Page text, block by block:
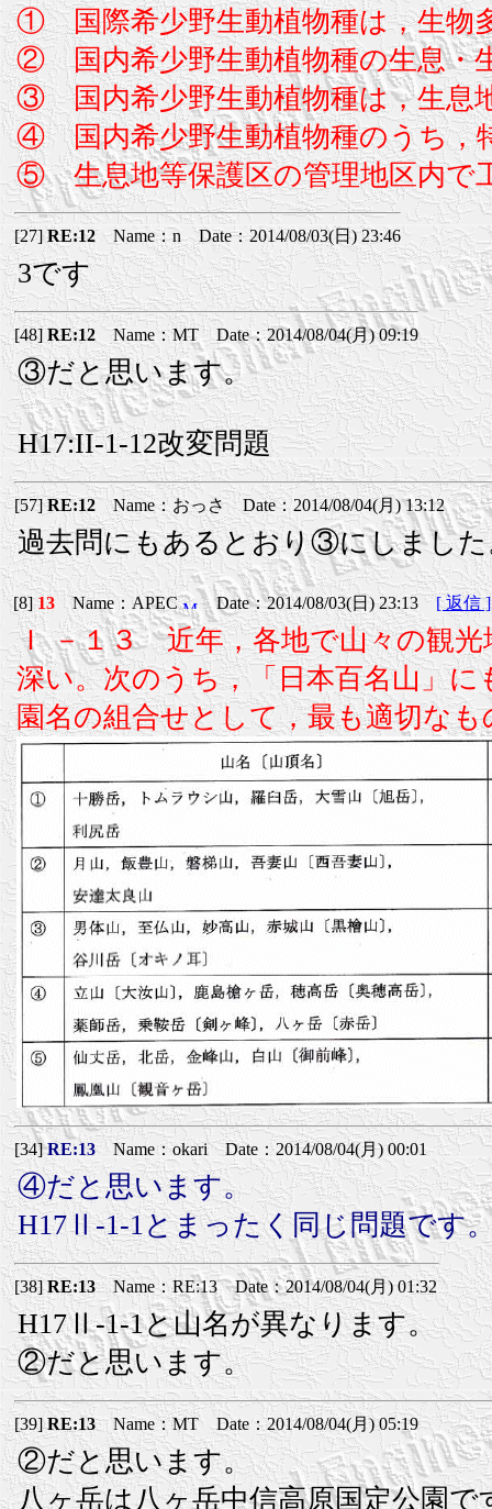
① 国際希少野生動植物種は，生物
② 国内希少野生動植物種の生息・
③ 国内希少野生動植物種は，生息
④ 国内希少野生動植物種のうち，
⑤ 生息地等保護区の管理地区内で
[27]RE:12Name：n Date：2014/08/03(日) 23:46
3です
[48]RE:12 Name：MT Date：2014/08/04(月) 09:19
③だと思います。
H17:II-1-12改変問題
[57]RE:12Name：おっさ Date：2014/08/04(月) 13:12
過去問にもあるとおり③にしまし
[8]13Name：APEC Date：2014/08/03(日) 23:13[ 返信 ]
Ｉ －１３ 近年，各地で山々の観光
深い。次のうち，「日本百名山」
園名の組合せとして，最も適切な
[34]RE:13Name：okari Date：2014/08/04(月) 00:01
④だと思います。
H17Ⅱ-1-1とまったく同じ問題です
[38]RE:13Name：RE:13 Date：2014/08/04(月) 01:32
H17Ⅱ-1-1と山名が異なります。
②だと思います。
[39]RE:13Name：MT Date：2014/08/04(月) 05:19
②だと思います。
八ヶ岳は八ヶ岳中信高原国定公園で